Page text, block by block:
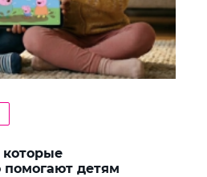
помогают детям